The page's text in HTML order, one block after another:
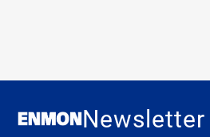
Newsletter